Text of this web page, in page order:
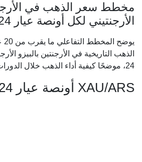
مخطط سعر الذهب في
الأرجنتيني لكل أونصة عيار 24
الذهب التاريخية في الأرجنتين بالبيزو
24، موضحًا كيفية أداء الذهب خلال الدورات الاقتصادية الكبرى.
XAU/ARS أونصة عيار 24